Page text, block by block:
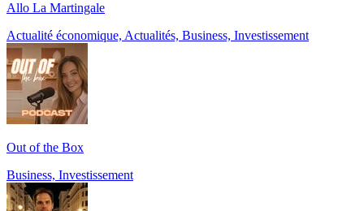
Allo La Martingale
Actualité économique, Actualités, Business, Investissement
Out of the Box
Business, Investissement